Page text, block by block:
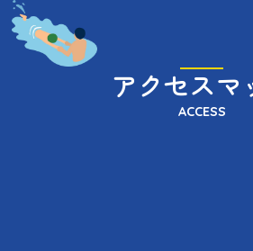
アクセスマ
ACCESS